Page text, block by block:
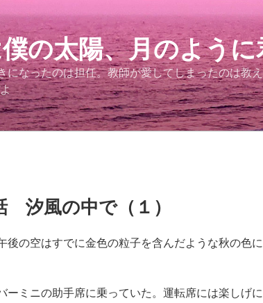
の太陽、月のよう
になったのは担任。教師が愛してしまったの
汐風の中で（１）
後の空はすでに金色の粒子を含んだような秋の色
ーミニの助手席に乗っていた。運転席には楽しげ